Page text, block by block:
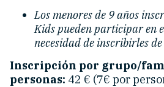
Los menores de 9 años
Kids pueden participar en
necesidad de inscribirles de
Inscripción por grupo/
personas: 42 € (7€ por